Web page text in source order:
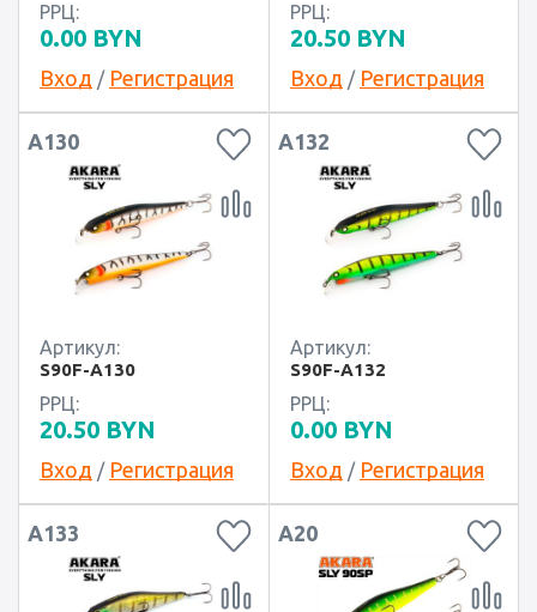
РРЦ:
0.00 BYN
Вход / Регистрация
РРЦ:
20.50 BYN
Вход / Регистрация
A130
Артикул:
S90F-A130
РРЦ:
20.50 BYN
Вход / Регистрация
A132
Артикул:
S90F-A132
РРЦ:
0.00 BYN
Вход / Регистрация
A133 A20